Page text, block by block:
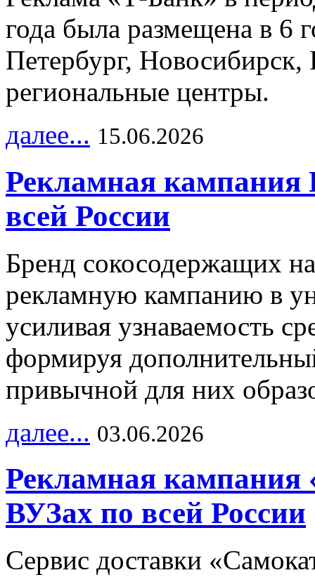
года была размещена в 6
Петербург,
региональные центры.
далее... 15.06.2026
Рекламная
всей России
Бренд сокосодержащих
рекламную кампанию в
усиливая узнаваемость
формируя
привычной для них
далее... 03.06.2026
Рекламная кампания
ВУЗах по всей России
Сервис доставки